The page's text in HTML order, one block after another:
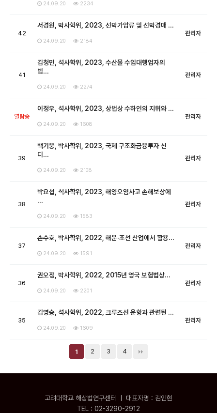
24.09.20 2234
42
서경원, 박사학위, 2023, 선박가압류 및 선박경매 …
24.09.20 2184
관리자
41
김청민, 석사학위, 2023, 수산물 수입대행업자의
법…
24.09.20 2274
관리자
열람중
이정우, 석사학위, 2023, 상법상 수하인의 지위와 …
24.09.20 1608
관리자
39
백기웅, 박사학위, 2023, 국제 구조화금융투자 신
디…
24.09.20 2108
관리자
38
박요섭, 석사학위, 2023, 해양오염사고 손해보상에
…
24.09.20 1583
관리자
37
손수호, 박사학위, 2022, 해운·조선 산업에서 활용…
24.09.20 1591
관리자
36
권오정, 박사학위, 2022, 2015년 영국 보험법상…
24.09.20 2201
관리자
35
김영승, 석사학위, 2022, 크루즈선 운항과 관련된 …
24.09.20 1609
관리자
1 2 3 4
고려대학교 해상법연구센터 ㅣ 대표자명 : 김인현
TEL : 02-3290-2912